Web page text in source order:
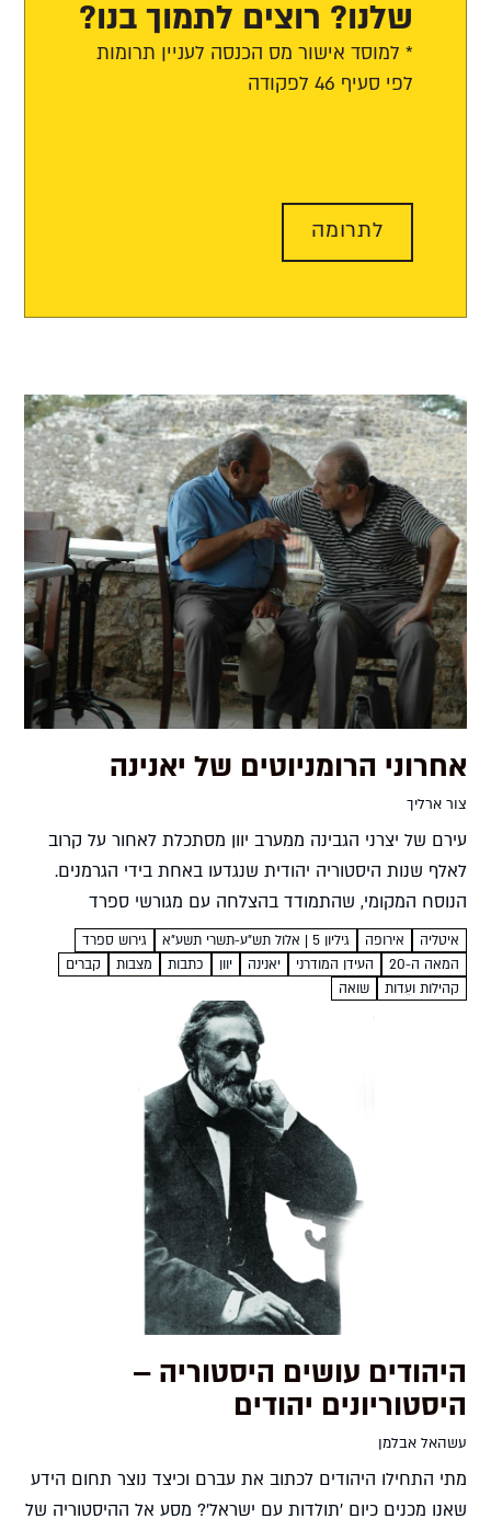
שלנו? רוצים לתמוך בנו?
* למוסד אישור מס הכנסה לעניין תרומות
לפי סעיף 46 לפקודה
לתרומה
אחרוני הרומניוטים של יאנינה
צור ארליך
עירם של יצרני הגבינה ממערב יוון מסתכלת לאחור על קרוב
לאלף שנות היסטוריה יהודית שנגדעו באחת בידי הגרמנים.
הנוסח המקומי, שהתמודד בהצלחה עם מגורשי ספרד
שהצטרפו במאה ה-16, משמר יותר מכל נוסח אחר את
הסידור...
איטליה אירופה גיליון 5 | אלול תש"ע-תשרי תשע"א
גירוש ספרד
המאה ה-20
העידן המודרני יאנינה יוון כתבות מצבות
קברים
קהילות ועֵדות
שואה
היהודים עושים היסטוריה –
היסטוריונים יהודים
עשהאל אבלמן
מתי התחילו היהודים לכתוב את עברם וכיצד נוצר תחום הידע
שאנו מכנים כיום 'תולדות עם ישראל'? מסע אל ההיסטוריה של